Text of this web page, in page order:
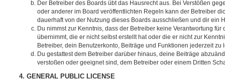
Der Betreiber des Boards übt das Hausrecht aus. Bei Verstößen
oder anderer im Board veröffentlichten Regeln kann der Betreiber
dauerhaft von der Nutzung dieses Boards ausschließen und dir ein
Du nimmst zur Kenntnis, dass der Betreiber keine Verantwortung für
übernimmt, die er nicht selbst erstellt hat oder die er nicht zur
Betreiber, dein Benutzerkonto, Beiträge und Funktionen jederzeit zu
Du gestattest dem Betreiber darüber hinaus, deine Beiträge
verstoßen oder geeignet sind, dem Betreiber oder einem Dritten
4. GENERAL PUBLIC LICENSE